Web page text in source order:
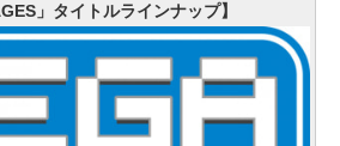
」タイトルラインナップ】